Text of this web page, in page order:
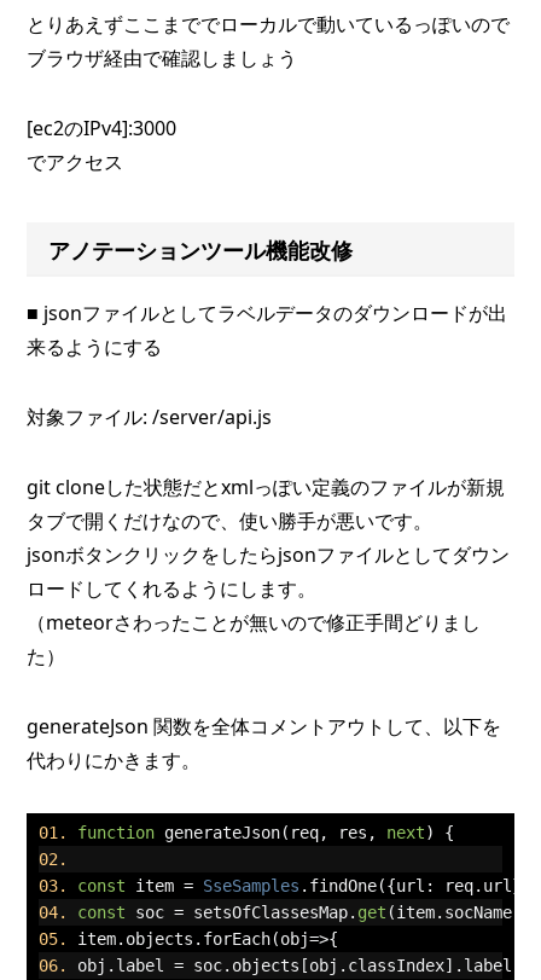
とりあえずここまででローカルで動いているっぽいので
ブラウザ経由で確認しましょう
[ec2のIPv4]:3000
でアクセス
アノテーションツール機能改修
■ jsonファイルとしてラベルデータのダウンロードが出
来るようにする
対象ファイル: /server/api.js
git cloneした状態だとxmlっぽい定義のファイルが新規
タブで開くだけなので、使い勝手が悪いです。
jsonボタンクリックをしたらjsonファイルとしてダウン
ロードしてくれるようにします。
（meteorさわったことが無いので修正手間どりまし
た）
generateJson 関数を全体コメントアウトして、以下を
代わりにかきます。
function generateJson( req, res , next) {
const item = SseSamples . findOne({url : req. url });
const soc = setsOfClassesMap. get (item. socName
item. objects . forEach(obj=>{
obj . label = soc. objects [obj . classIndex]. label